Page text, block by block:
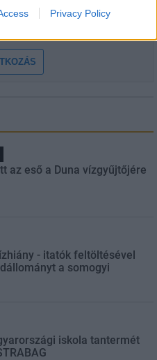
Privacy Policy
elfogadom azadatvédelmi
az eső a Duna vízgyűjtőjére
- itatók feltöltésével
a somogyi
iskola tantermét